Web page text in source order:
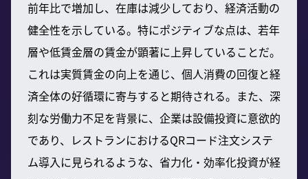
前年比で増加し、在庫は減少しており、経済活動の
健全性を示している。特にポジティブな点は、若年
層や低賃金層の賃金が顕著に上昇していることだ。
これは実質賃金の向上を通じ、個人消費の回復と経
済全体の好循環に寄与すると期待される。また、深
刻な労働力不足を背景に、企業は設備投資に意欲的
であり、レストランにおけるQRコード注文システ
ム導入に見られるような、省力化・効率化投資が経